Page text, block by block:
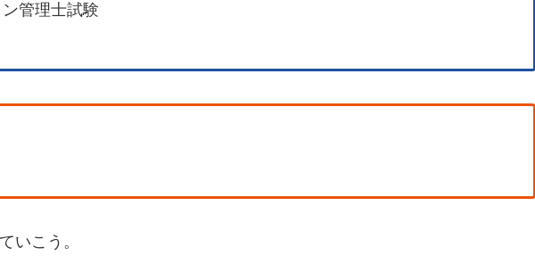
管理士試験
いこう。